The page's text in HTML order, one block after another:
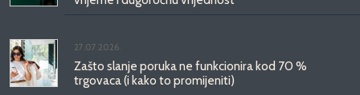
27.07.2026.
Zašto slanje poruka ne funkcionira kod 70 %
trgovaca (i kako to promijeniti)